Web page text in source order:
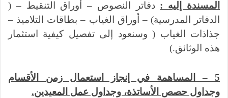
المسندة إليه : دفاتر النصوص – أوراق التنقيط – (
الدفاتر المدرسية) – أوراق الغياب – بطاقات التلاميذ –
جذاذات الغياب ( وسنعود إلى تفصيل كيفية استثمار
هذه الوثائق.)
5 – المساهمة في إنجاز استعمال زمن الأقسام
وجداول حصص الأساتذة، وجداول عمل المعيدين.